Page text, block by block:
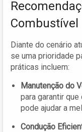
Combustível
Diante do cenário
se uma prioridade
práticas incluem:
Manutenção do
para garantir
pode ajudar a
Condução